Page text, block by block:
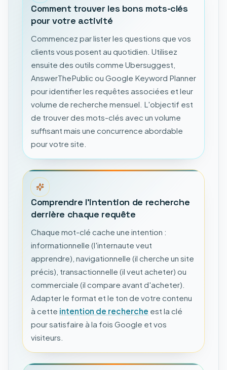
Comment trouver les bons mots-clés
pour votre activité
Commencez par lister les questions que vos
clients vous posent au quotidien. Utilisez
ensuite des outils comme Ubersuggest,
AnswerThePublic ou Google Keyword Planner
pour identifier les requêtes associées et leur
volume de recherche mensuel. L'objectif est
de trouver des mots-clés avec un volume
suffisant mais une concurrence abordable
pour votre site.
Comprendre l'intention de recherche
derrière chaque requête
Chaque mot-clé cache une intention :
informationnelle (l'internaute veut
apprendre), navigationnelle (il cherche un site
précis), transactionnelle (il veut acheter) ou
commerciale (il compare avant d'acheter).
Adapter le format et le ton de votre contenu
à cette intention de recherche est la clé
pour satisfaire à la fois Google et vos
visiteurs.